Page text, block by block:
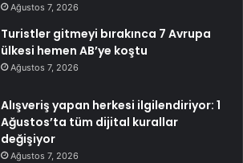
Ağustos 7, 2026
Turistler gitmeyi bırakınca 7 Avrupa
ülkesi hemen AB’ye koştu
Ağustos 7, 2026
Alışveriş yapan herkesi ilgilendiriyor: 1
Ağustos’ta tüm dijital kurallar
değişiyor
Ağustos 7, 2026